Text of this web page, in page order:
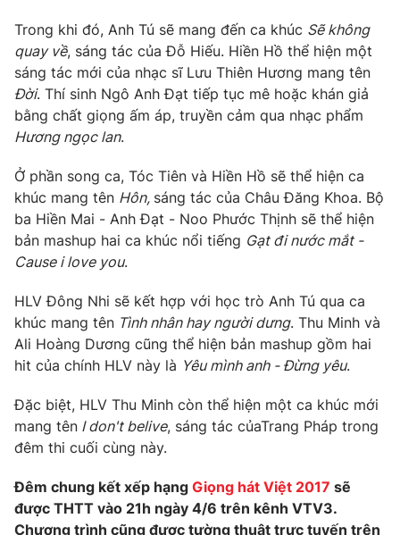
Tư vấn
Chuyên mục khác
Emagazine Podcast
Photo
Video Shorts video
VTV Money
VTV Sức khoẻ Bất động sản
Thị trường 24h Tấm lòng Việt
VTV4 Vươn mình bằng AI
Liên hệ tòa soạn English
Trong khi đó, Anh Tú sẽ mang đến ca khúc Sẽ không
quay về, sáng tác của Đỗ Hiếu. Hiền Hồ thể hiện một
sáng tác mới của nhạc sĩ Lưu Thiên Hương mang tên
Đời. Thí sinh Ngô Anh Đạt tiếp tục mê hoặc khán giả
bằng chất giọng ấm áp, truyền cảm qua nhạc phẩm
Hương ngọc lan.
Ở phần song ca, Tóc Tiên và Hiền Hồ sẽ thể hiện ca
khúc mang tên Hôn, sáng tác của Châu Đăng Khoa. Bộ
ba Hiền Mai - Anh Đạt - Noo Phước Thịnh sẽ thể hiện
bản mashup hai ca khúc nổi tiếng Gạt đi nước mắt -
Cause i love you.
HLV Đông Nhi sẽ kết hợp với học trò Anh Tú qua ca
khúc mang tên Tình nhân hay người dưng. Thu Minh và
Ali Hoàng Dương cũng thể hiện bản mashup gồm hai
hit của chính HLV này là Yêu mình anh - Đừng yêu.
Đặc biệt, HLV Thu Minh còn thể hiện một ca khúc mới
mang tên I don't belive, sáng tác củaTrang Pháp trong
đêm thi cuối cùng này.
Đêm chung kết xếp hạng Giọng hát Việt 2017 sẽ
được THTT vào 21h ngày 4/6 trên kênh VTV3.
Chương trình cũng được tường thuật trực tuyến trên